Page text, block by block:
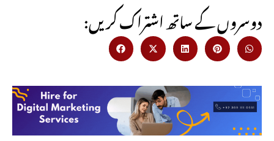
:دوسروں کے ساتھ اشتراک کریں